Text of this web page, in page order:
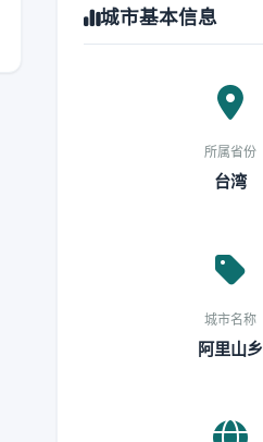
城市基本信息
所属省份
台湾
城市名称
阿里山乡